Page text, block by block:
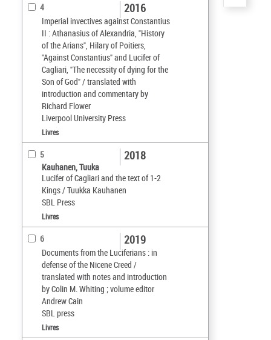
4
Imperial invectives against Constantius
II : Athanasius of Alexandria, "History
of the Arians", Hilary of Poitiers,
"Against Constantius" and Lucifer of
Cagliari, "The necessity of dying for the
Son of God" / translated with
introduction and commentary by
Richard Flower
Liverpool University Press
2016
Livres
5
Kauhanen, Tuuka
Lucifer of Cagliari and the text of 1-2
Kings / Tuukka Kauhanen
SBL Press
2018
Livres
6
Documents from the Luciferians : in
defense of the Nicene Creed /
translated with notes and introduction
by Colin M. Whiting ; volume editor
Andrew Cain
SBL press
2019
Livres